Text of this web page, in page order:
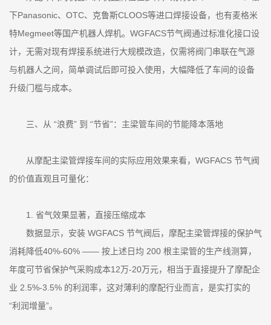
下Panasonic、OTC、克鲁斯CLOOS等进口焊接设备，也有麦格米
特Megmeet等国产机器人焊机。WGFACS节气阀通过标准化接口设
计，无需对现有焊接系统进行大规模改造，仅需将阀门串联在气源
与机器人之间，简单调试后即可投入使用，大幅降低了车间的设备
升级门槛与成本。
三、从 “浪费” 到 “节省”：主梁管车间的节能降本落地
从摩配主梁管焊接车间的实际应用效果来看，WGFACS 节气阀
的价值直观且可量化：
1. 省气效果显著，直接压缩成本
数据显示，安装 WGFACS 节气阀后，摩配主梁管焊接的保护气
消耗降低40%-60% —— 按上述日均 200 根主梁管的生产线测算，
年度可节省保护气采购成本12万-20万元，相当于直接提升了摩配企
业 2.5%-3.5% 的利润率，这对薄利的摩配行业而言，是实打实的
“利润增量”。